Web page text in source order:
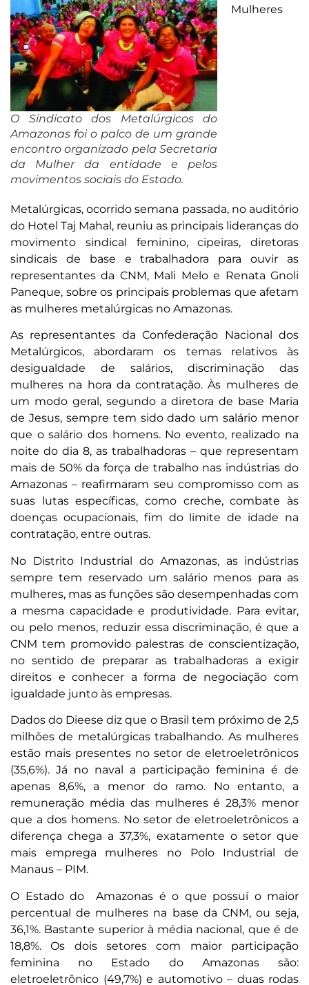
O Sindicato dos Metalúrgicos do
Amazonas foi o palco de um grande
encontro organizado pela Secretaria
da Mulher da entidade e pelos
movimentos sociais do Estado.
Mulheres
Metalúrgicas, ocorrido semana passada, no auditório
do Hotel Taj Mahal, reuniu as principais lideranças do
movimento sindical feminino, cipeiras, diretoras
sindicais de base e trabalhadora para ouvir as
representantes da CNM, Mali Melo e Renata Gnoli
Paneque, sobre os principais problemas que afetam
as mulheres metalúrgicas no Amazonas.
As representantes da Confederação Nacional dos
Metalúrgicos, abordaram os temas relativos às
desigualdade de salários, discriminação das
mulheres na hora da contratação. Às mulheres de
um modo geral, segundo a diretora de base Maria
de Jesus, sempre tem sido dado um salário menor
que o salário dos homens. No evento, realizado na
noite do dia 8, as trabalhadoras – que representam
mais de 50% da força de trabalho nas indústrias do
Amazonas – reafirmaram seu compromisso com as
suas lutas específicas, como creche, combate às
doenças ocupacionais, fim do limite de idade na
contratação, entre outras.
No Distrito Industrial do Amazonas, as indústrias
sempre tem reservado um salário menos para as
mulheres, mas as funções são desempenhadas com
a mesma capacidade e produtividade. Para evitar,
ou pelo menos, reduzir essa discriminação, é que a
CNM tem promovido palestras de conscientização,
no sentido de preparar as trabalhadoras a exigir
direitos e conhecer a forma de negociação com
igualdade junto às empresas.
Dados do Dieese diz que o Brasil tem próximo de 2,5
milhões de metalúrgicas trabalhando. As mulheres
estão mais presentes no setor de eletroeletrônicos
(35,6%). Já no naval a participação feminina é de
apenas 8,6%, a menor do ramo. No entanto, a
remuneração média das mulheres é 28,3% menor
que a dos homens. No setor de eletroeletrônicos a
diferença chega a 37,3%, exatamente o setor que
mais emprega mulheres no Polo Industrial de
Manaus – PIM.
O Estado do Amazonas é o que possuí o maior
percentual de mulheres na base da CNM, ou seja,
36,1%. Bastante superior à média nacional, que é de
18,8%. Os dois setores com maior participação
feminina no Estado do Amazonas são:
eletroeletrônico (49,7%) e automotivo – duas rodas